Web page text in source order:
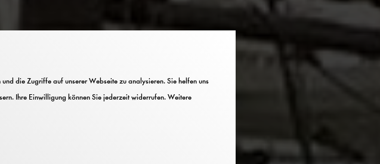
die Zugriffe auf unserer Webseite zu analysieren. Sie helfen uns
Ihre Einwilligung können Sie jederzeit widerrufen. Weitere